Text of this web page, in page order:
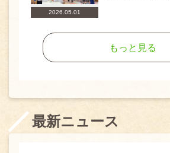
2026.05.01
もっと見る
最新ニュース